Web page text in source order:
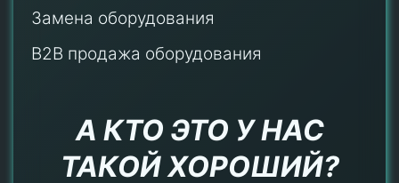
Замена оборудования
B2B продажа оборудования
А КТО ЭТО У НАС
ТАКОЙ ХОРОШИЙ?